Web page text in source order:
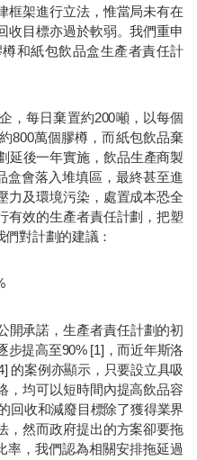
框架進行立法，惟當局未有在
收目標亦過於軟弱。我們重申
和紙包飲品盒生產者責任計
，每日棄置約200噸，以每個
800萬個膠樽，而紙包飲品棄
延後一年實施，飲品生產商製
盒會落入堆填區，最終甚至進
力及環境污染，處置成本恐全
有效的生產者責任計劃，把塑
對計劃的建議：
開承諾，生產者責任計劃的初
步提高至90% [1]，而近年斯洛
的案例亦顯示，只要設立具吸
，均可以短時間內提高飲品容
回收和減廢目標除了獲得業界
，然而政府提出的方案卻要拖
率，我們認為相關安排拖延過